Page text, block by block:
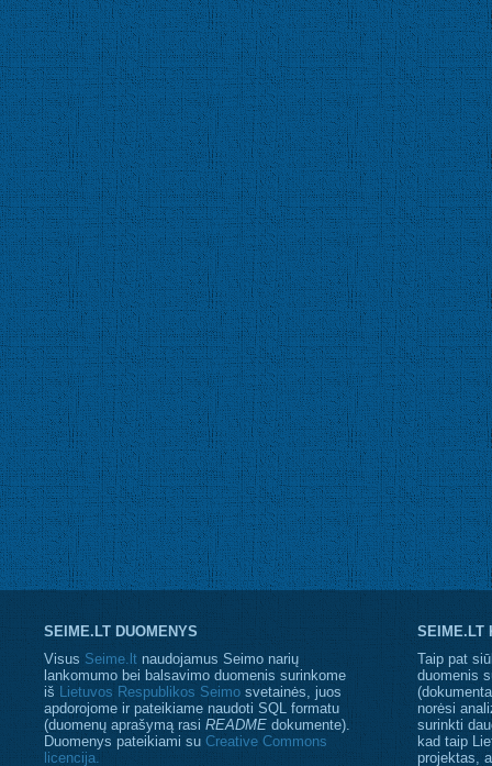
SEIME.LT DUOMENYS
Visus Seime.lt naudojamus Seimo narių
lankomumo bei balsavimo duomenis surinkome
iš Lietuvos Respublikos Seimo svetainės, juos
apdorojome ir pateikiame naudoti SQL formatu
(duomenų aprašymą rasi README dokumente).
Duomenys pateikiami su Creative Commons
licencija.
SEIME.LT
Taip pat
duomenis
norėsi
surinkti
kad taip
projektas,